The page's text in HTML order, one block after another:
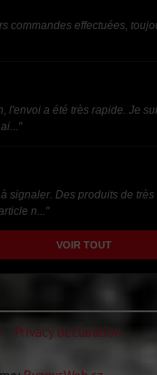
commandes effectuées,
l'envoi a été très rapide. Je
signaler. Des produits de
n..."
VOIR TOUT
Privacy declaration